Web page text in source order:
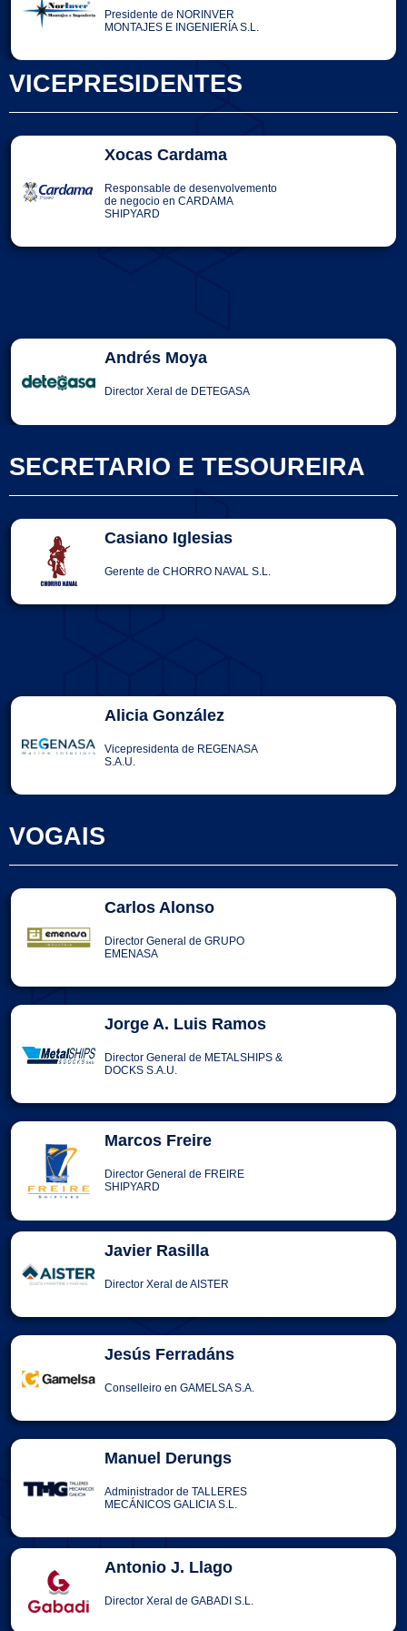
Presidente de NORINVER
MONTAJES E INGENIERÍA S.L.
VICEPRESIDENTES
Xocas Cardama
Responsable de desenvolvemento
de negocio en CARDAMA
SHIPYARD
Andrés Moya
Director Xeral de DETEGASA
SECRETARIO E TESOUREIRA
Casiano Iglesias
Gerente de CHORRO NAVAL S.L.
Alicia González
Vicepresidenta de REGENASA
S.A.U.
VOGAIS
Carlos Alonso
Director General de GRUPO
EMENASA
Jorge A. Luis Ramos
Director General de METALSHIPS &
DOCKS S.A.U.
Marcos Freire
Director General de FREIRE
SHIPYARD
Javier Rasilla
Director Xeral de AISTER
Jesús Ferradáns
Conselleiro en GAMELSA S.A.
Manuel Derungs
Administrador de TALLERES
MECÁNICOS GALICIA S.L.
Antonio J. Llago
Director Xeral de GABADI S.L.